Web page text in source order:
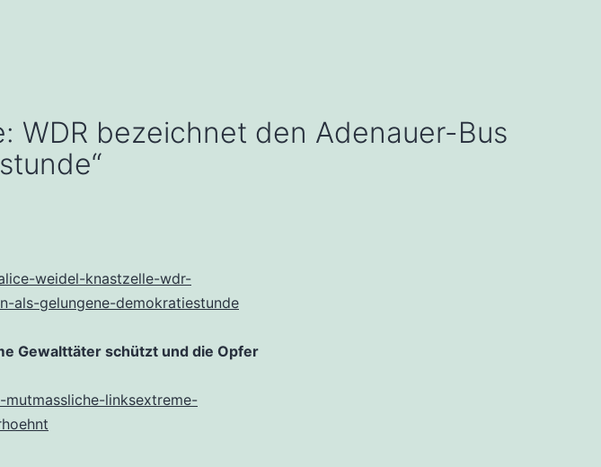
WDR bezeichnet den Adenauer-Bus
weidel-knastzelle-wdr-
als-gelungene-demokratiestunde
Gewalttäter schützt und die Opfer
linksextreme-